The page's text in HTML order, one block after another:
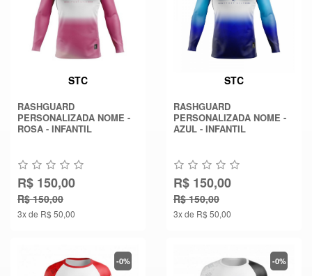
STC
RASHGUARD
PERSONALIZADA NOME -
ROSA - INFANTIL
R$ 150,00
R$ 150,00
3x de R$ 50,00
STC
RASHGUARD
PERSONALIZADA NOME -
AZUL - INFANTIL
R$ 150,00
R$ 150,00
3x de R$ 50,00
-0% -0%